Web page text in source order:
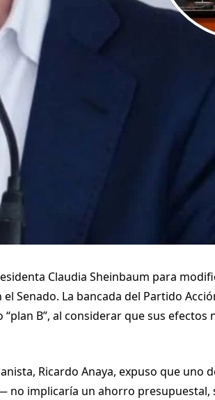
Claudia Sheinbaum para
Senado. La bancada del Partido
B”, al considerar que sus efectos
Ricardo Anaya, expuso que uno
implicaría un ahorro presupuestal,